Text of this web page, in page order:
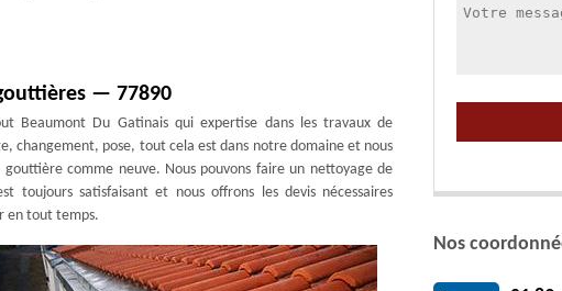
— 77890
Beaumont Du Gatinais qui expertise dans les travaux de
changement, pose, tout cela est dans notre domaine et nous
comme neuve. Nous pouvons faire un nettoyage de
toujours satisfaisant et nous offrons les devis nécessaires
en tout temps.
Nos